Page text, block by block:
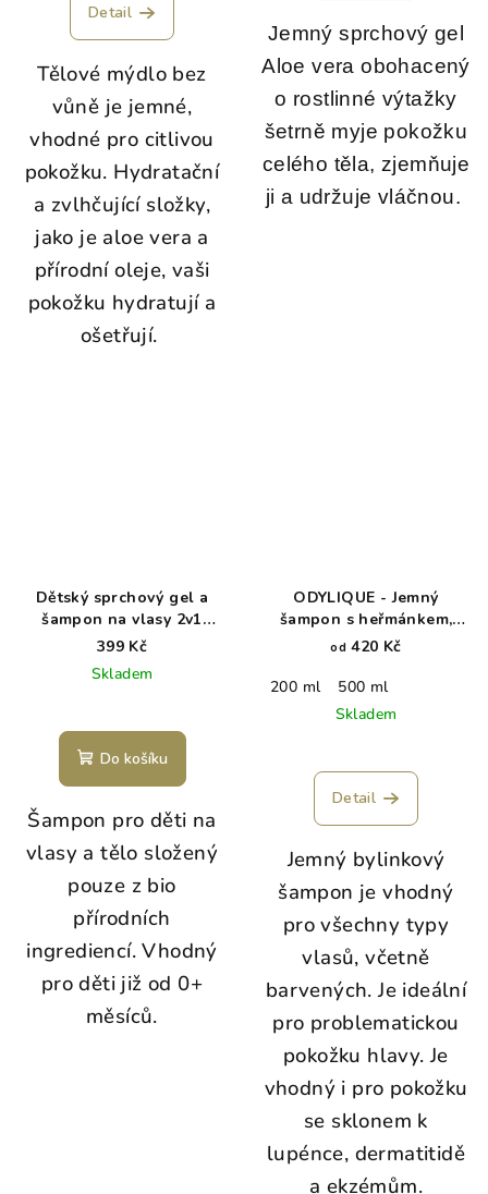
Detail
Tělové mýdlo bez
vůně je jemné,
vhodné pro citlivou
pokožku. Hydratační
a zvlhčující složky,
jako je aloe vera a
přírodní oleje, vaši
pokožku hydratují a
ošetřují.
Jemný sprchový gel
Aloe vera obohacený
o rostlinné výtažky
šetrně myje pokožku
celého těla, zjemňuje
ji a udržuje vláčnou.
Dětský sprchový gel a
šampon na vlasy 2v1
Cotton Kiss
WoodenSpoon 300 ml
399 Kč
Skladem
hodnocení
produktu
z
5
hvězdiček.
Do košíku
Šampon pro děti na
vlasy a tělo složený
pouze z bio
přírodních
ingrediencí. Vhodný
pro děti již od 0+
měsíců.
ODYLIQUE - Jemný
šampon s heřmánkem,
přesličkou a kopřivou -
od 420 Kč
200 ml
500 ml
Skladem
Detail
Jemný bylinkový
šampon je vhodný
pro všechny typy
vlasů, včetně
barvených. Je ideální
pro problematickou
pokožku hlavy. Je
vhodný i pro pokožku
se sklonem k
lupénce, dermatitidě
a ekzémům.